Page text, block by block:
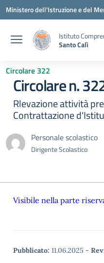
Vai ai contenuti
Vai al menu di navigazione
Vai al footer
Ministero dell'Istruzione e del
Istituto
Santo Calì
Circolare 322
Circolare n.
Rlevazione attività
Contrattazione
Personale scolastico
Dirigente Scolastico
Visibile nella parte
Pubblicato: 11.06.2025 -